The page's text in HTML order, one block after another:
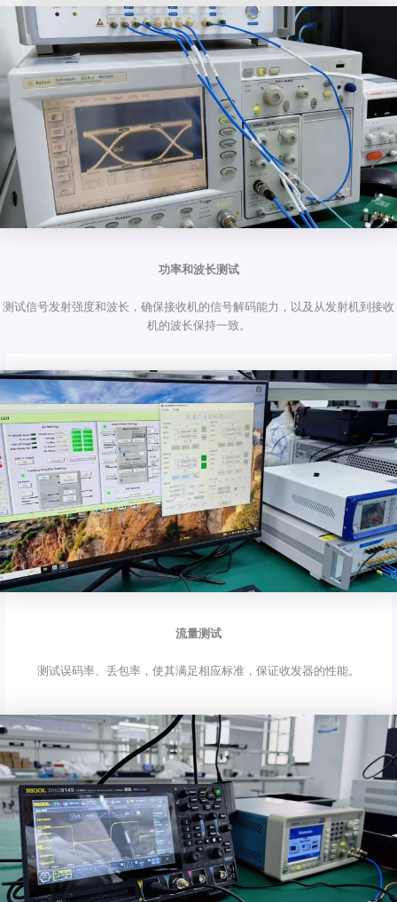
功率和波长测试
测试信号发射强度和波长，确保接收机的信号解码能力，以及从发射机到接收
机的波长保持一致。
流量测试
测试误码率、丢包率，使其满足相应标准，保证收发器的性能。